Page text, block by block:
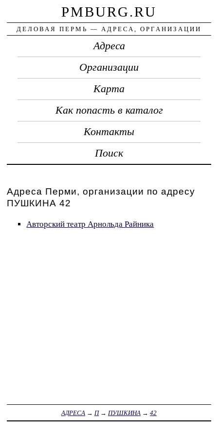
PMBURG.RU
ДЕЛОВАЯ ПЕРМЬ — АДРЕСА, ОРГАНИЗАЦИИ
Адреса
Организации
Карта
Как попасть в каталог
Контакты
Поиск
Адреса Перми, организации по адресу
ПУШКИНА 42
Авторский театр Арнольда Райника
АДРЕСА → П→ ПУШКИНА → 42